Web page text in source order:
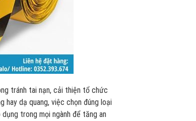
tránh tai nạn, cải thiện tổ chức
hay dạ quang, việc chọn đúng loại
trong mọi ngành để tăng an